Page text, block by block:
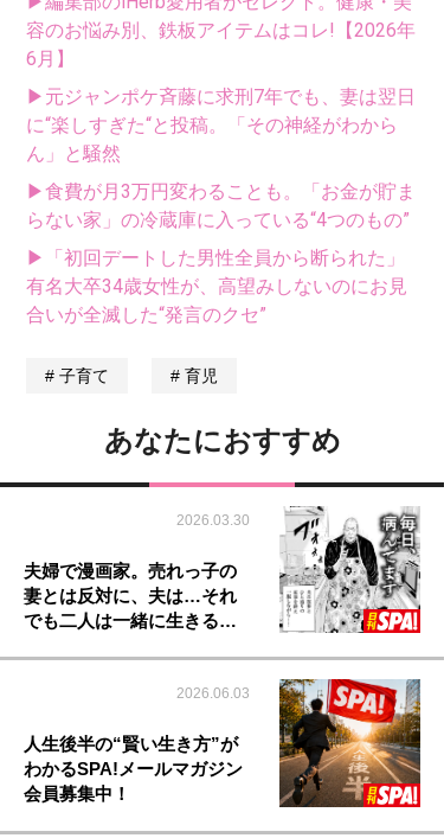
容のお悩み別、鉄板アイテムはコレ!【2026年
6月】
▶元ジャンポケ斉藤に求刑7年でも、妻は翌日
に“楽しすぎた“と投稿。「その神経がわから
ん」と騒然
▶食費が月3万円変わることも。「お金が貯ま
らない家」の冷蔵庫に入っている“4つのもの”
▶「初回デートした男性全員から断られた」
有名大卒34歳女性が、高望みしないのにお見
合いが全滅した“発言のクセ”
子育て 育児
あなたにおすすめ
2026.03.30
夫婦で漫画家。売れっ子の
妻とは反対に、夫は…それ
でも二人は一緒に生きる…
2026.06.03
人生後半の“賢い生き方”が
わかるSPA!メールマガジン
会員募集中！